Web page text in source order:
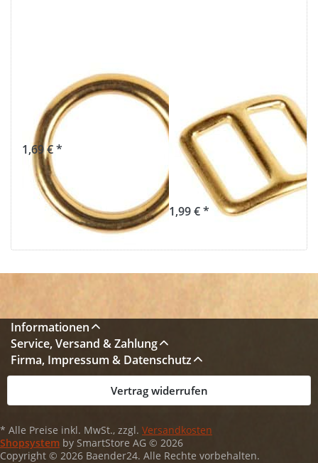
33mm Rundring
(Innenmaß) aus
Messing
1,69 € *
Schiebeschnalle
aus Messing, für
25mm
Gurtband - 1
Stück
1,99 € *
Informationen
Service, Versand & Zahlung
Firma, Impressum & Datenschutz
Vertrag widerrufen
* Alle Preise inkl. MwSt., zzgl. Versandkosten
Shopsystem by SmartStore AG © 2026
Copyright © 2026 Baender24. Alle Rechte vorbehalten.